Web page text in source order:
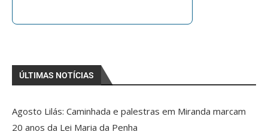
ÚLTIMAS NOTÍCIAS
Agosto Lilás: Caminhada e palestras em Miranda marcam
20 anos da Lei Maria da Penha